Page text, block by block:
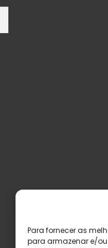
Para fornecer as
para armazenar e/